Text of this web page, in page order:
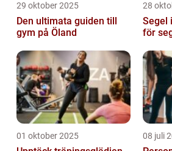
29 oktober 2025
Den ultimata guiden till
gym på Öland
28
Segel
för
01 oktober 2025 08 juli